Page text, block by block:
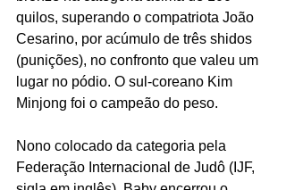
quilos, superando o compatriota João
Cesarino, por acúmulo de três shidos
(punições), no confronto que valeu um
lugar no pódio. O sul-coreano Kim
Minjong foi o campeão do peso.
Nono colocado da categoria pela
Federação Internacional de Judô (IJF,